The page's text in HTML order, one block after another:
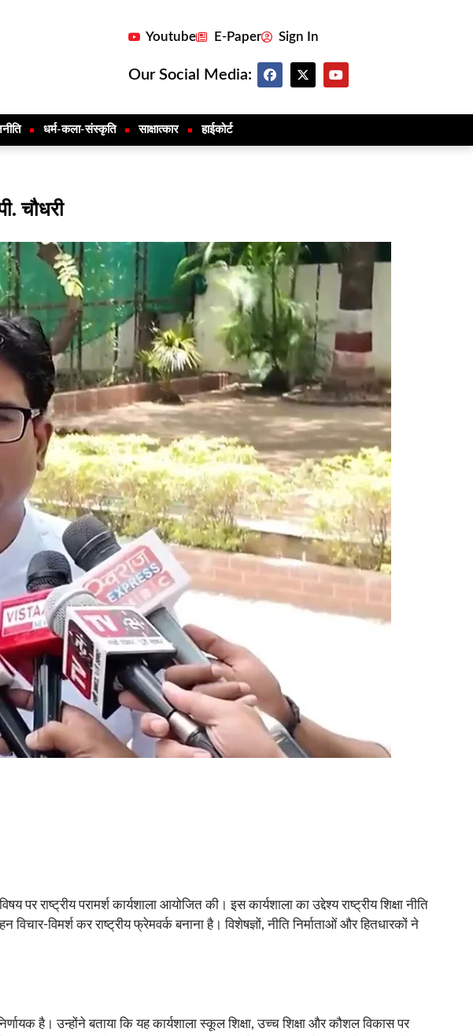
Youtube E-Paper Sign In
Our Social Media:
धर्म-कला-संस्कृति साक्षात्कार हाईकोर्ट
चौधरी
परामर्श कार्यशाला आयोजित की। इस कार्यशाला का उद्देश्य राष्ट्रीय शिक्षा नीति
विमर्श कर राष्ट्रीय फ्रेमवर्क बनाना है। विशेषज्ञों, नीति निर्माताओं और हितधारकों ने
है। उन्होंने बताया कि यह कार्यशाला स्कूल शिक्षा, उच्च शिक्षा और कौशल विकास पर